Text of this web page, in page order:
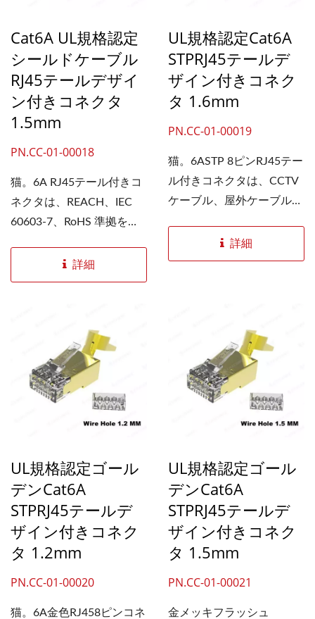
たパフォーマンスを保証し
ます。
Cat6A UL規格認定
シールドケーブル
RJ45テールデザイ
ン付きコネクタ
1.5mm
PN.CC-01-00018
猫。6A RJ45テール付きコ
ネクタは、REACH、IEC
60603-7、RoHS 準拠を含
満たしています。3...
詳細
UL規格認定Cat6A
STPRJ45テールデ
ザイン付きコネク
タ 1.6mm
PN.CC-01-00019
猫。6ASTP 8ピンRJ45テー
ル付きコネクタは、CCTV
ケーブル、屋外ケーブル、
サネットソリューションに
幅広く使用できます。Cat
ネットケーブル（22～
24AWG単線ケーブル）。
高耐衝撃性の透明ポリカー
ボネート素材を使用してい
が絡まっても簡単に破損し
ません。ロードバーの配線
穴は1.6mmで、1.50～
1.60mmの絶縁体に適合し
ます。 私たちのRJ45モジ
詳細
UL規格認定ゴール
デンCat6A
STPRJ45テールデ
ザイン付きコネク
タ 1.2mm
PN.CC-01-00020
猫。6A金色RJ458ピンコネ
UL規格認定ゴール
デンCat6A
STPRJ45テールデ
ザイン付きコネク
タ 1.5mm
PN.CC-01-00021
金メッキフラッシュ